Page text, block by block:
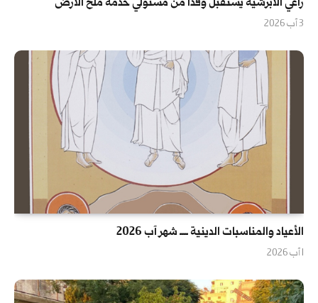
راعي الأبرشية يستقبل وفداً من مسئولي خدمة ملح الأرض
3 آب 2026
الأعياد والمناسبات الدينية ــــ شهر آب 2026
1 آب 2026